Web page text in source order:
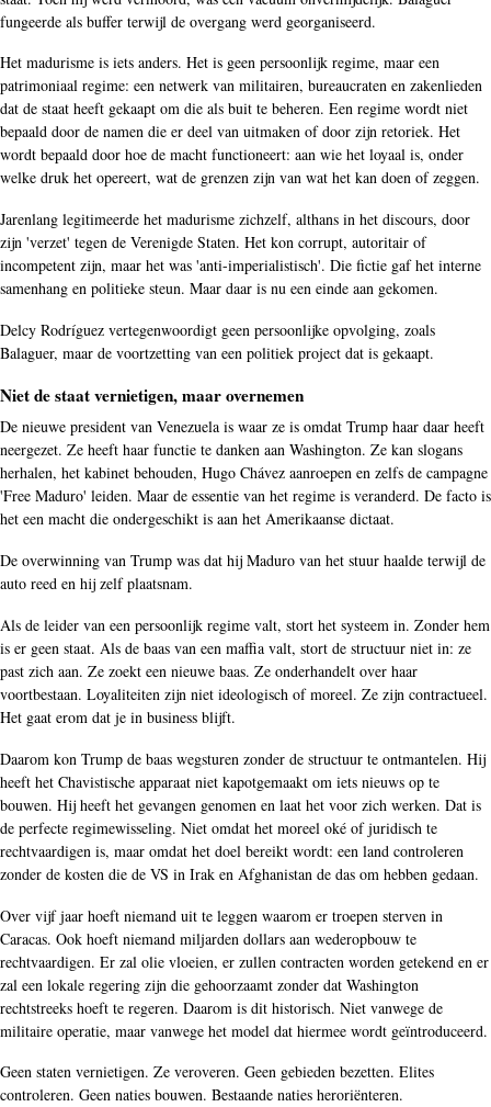
fungeerde als buffer terwijl de overgang werd georganiseerd.
Het madurisme is iets anders. Het is geen persoonlijk regime, maar een
patrimoniaal regime: een netwerk van militairen, bureaucraten en zakenlieden
dat de staat heeft gekaapt om die als buit te beheren. Een regime wordt niet
bepaald door de namen die er deel van uitmaken of door zijn retoriek. Het
wordt bepaald door hoe de macht functioneert: aan wie het loyaal is, onder
welke druk het opereert, wat de grenzen zijn van wat het kan doen of zeggen.
Jarenlang legitimeerde het madurisme zichzelf, althans in het discours, door
zijn 'verzet' tegen de Verenigde Staten. Het kon corrupt, autoritair of
incompetent zijn, maar het was 'anti-imperialistisch'. Die fictie gaf het interne
samenhang en politieke steun. Maar daar is nu een einde aan gekomen.
Delcy Rodríguez vertegenwoordigt geen persoonlijke opvolging, zoals
Balaguer, maar de voortzetting van een politiek project dat is gekaapt.
Niet de staat vernietigen, maar overnemen
De nieuwe president van Venezuela is waar ze is omdat Trump haar daar heeft
neergezet. Ze heeft haar functie te danken aan Washington. Ze kan slogans
herhalen, het kabinet behouden, Hugo Chávez aanroepen en zelfs de campagne
'Free Maduro' leiden. Maar de essentie van het regime is veranderd. De facto is
het een macht die ondergeschikt is aan het Amerikaanse dictaat.
De overwinning van Trump was dat hij Maduro van het stuur haalde terwijl de
auto reed en hij zelf plaatsnam.
Als de leider van een persoonlijk regime valt, stort het systeem in. Zonder hem
is er geen staat. Als de baas van een maffia valt, stort de structuur niet in: ze
past zich aan. Ze zoekt een nieuwe baas. Ze onderhandelt over haar
voortbestaan. Loyaliteiten zijn niet ideologisch of moreel. Ze zijn contractueel.
Het gaat erom dat je in business blijft.
Daarom kon Trump de baas wegsturen zonder de structuur te ontmantelen. Hij
heeft het Chavistische apparaat niet kapotgemaakt om iets nieuws op te
bouwen. Hij heeft het gevangen genomen en laat het voor zich werken. Dat is
de perfecte regimewisseling. Niet omdat het moreel oké of juridisch te
rechtvaardigen is, maar omdat het doel bereikt wordt: een land controleren
zonder de kosten die de VS in Irak en Afghanistan de das om hebben gedaan.
Over vijf jaar hoeft niemand uit te leggen waarom er troepen sterven in
Caracas. Ook hoeft niemand miljarden dollars aan wederopbouw te
rechtvaardigen. Er zal olie vloeien, er zullen contracten worden getekend en er
zal een lokale regering zijn die gehoorzaamt zonder dat Washington
rechtstreeks hoeft te regeren. Daarom is dit historisch. Niet vanwege de
militaire operatie, maar vanwege het model dat hiermee wordt geïntroduceerd.
Geen staten vernietigen. Ze veroveren. Geen gebieden bezetten. Elites
controleren. Geen naties bouwen. Bestaande naties heroriënteren.